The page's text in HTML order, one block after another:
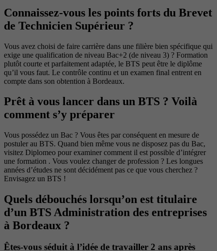
Connaissez-vous les points forts du Brevet
de Technicien Supérieur ?
Vous avez choisi de faire carrière dans une filière bien spécifique qui
exige une qualification de niveau Bac+2 (de niveau 3) ? Formation
plutôt courte et parfaitement adaptée, le BTS peut être le diplôme
qu’il vous faut. Le contrôle continu et un examen final entrent en
compte dans son obtention à Bordeaux.
Prêt à vous lancer dans un BTS ? Voilà
comment s’y préparer
Vous possédez un Bac ? Vous êtes par conséquent en mesure de
postuler au BTS. Quand bien même vous ne disposez pas du Bac,
visitez Diplomeo pour examiner comment il est possible d’intégrer
une formation . Vous voulez changer de profession ? Les longues
années d’études ne sont décidément pas ce que vous cherchez ?
Envisagez un BTS !
Quels débouchés lorsqu’on est titulaire
d’un BTS Administration des entreprises
à Bordeaux ?
Êtes-vous séduit à l’idée de travailler 2 ans après